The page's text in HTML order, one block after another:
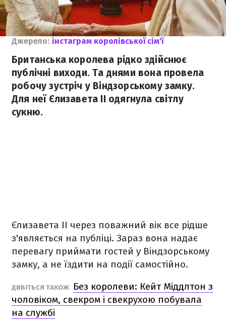
Джерело: інстаграм королівської сім'ї
Британська королева рідко здійснює
публічні виходи. Та днями вона провела
робочу зустріч у Віндзорському замку.
Для неї Єлизавета II одягнула світлу
сукню.
Єлизавета II через поважний вік все рідше
з'являється на публіці. Зараз вона надає
перевагу приймати гостей у Віндзорському
замку, а не їздити на події самостійно.
ДИВІТЬСЯ ТАКОЖ
Без королеви: Кейт Міддлтон з
чоловіком, свекром і свекрухою побувала
на службі